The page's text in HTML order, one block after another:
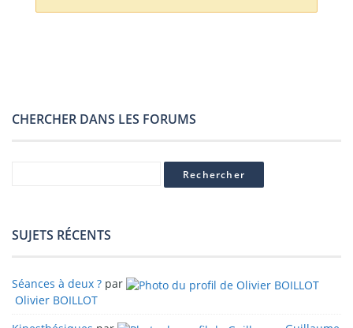
CHERCHER DANS LES FORUMS
SUJETS RÉCENTS
Séances à deux ? par
Olivier BOILLOT